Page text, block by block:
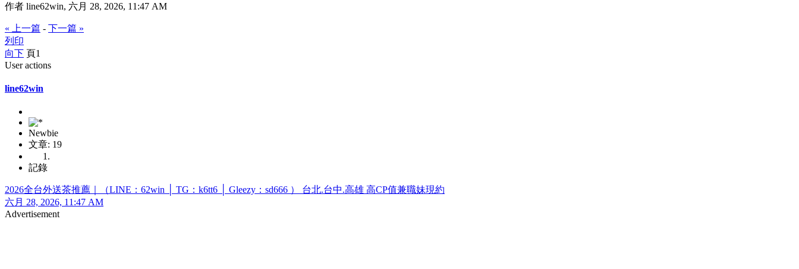
作者 line62win, 六月 28, 2026, 11:47 AM
« 上一篇 - 下一篇 »
列印
向下 頁1
User actions
line62win
Newbie
文章: 19
記錄
2026全台外送茶推薦｜（LINE：62win │ TG：k6tt6 │ Gleezy：sd666 ） 台北.台中.高雄 高CP值兼職妹現約
六月 28, 2026, 11:47 AM
Advertisement